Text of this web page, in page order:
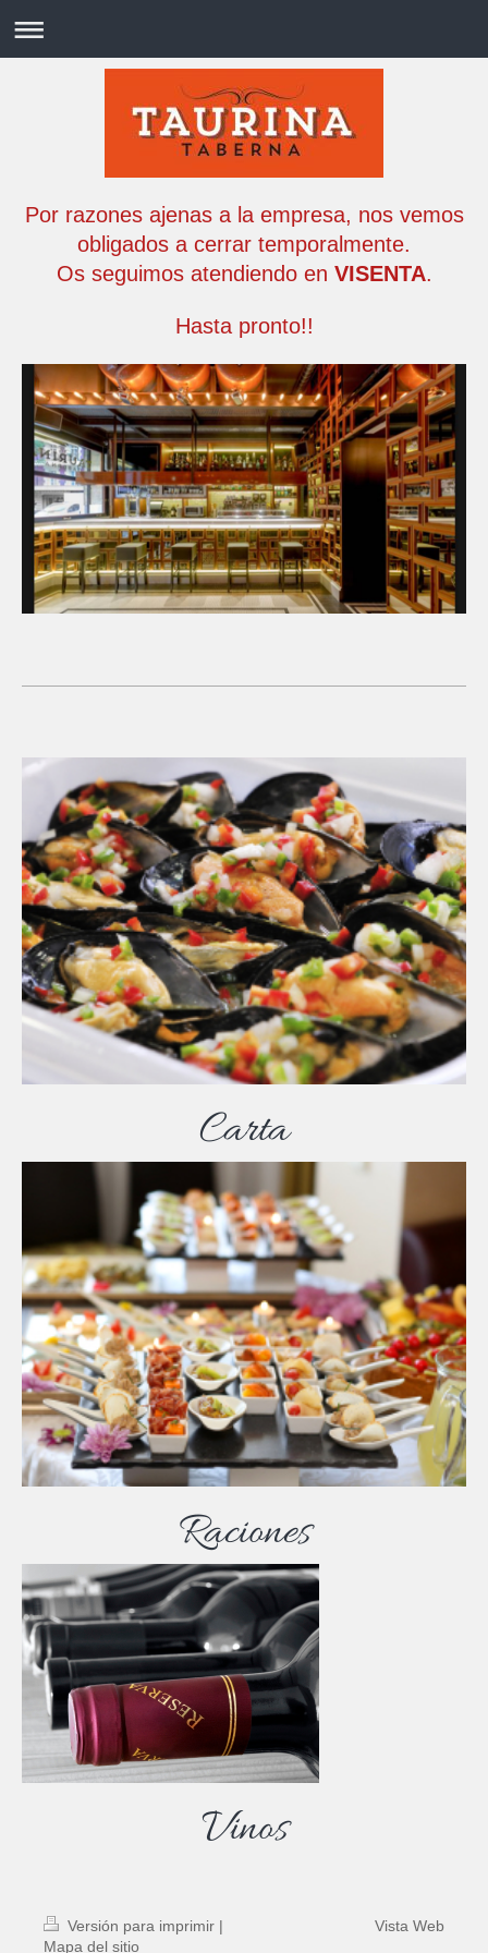
Por razones ajenas a la empresa, nos vemos
obligados a cerrar temporalmente.
Os seguimos atendiendo en VISENTA.
Hasta pronto!!
Carta
Raciones
Vinos
Versión para imprimir |
Mapa del sitio
Vista Web